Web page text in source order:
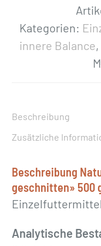
i
w
u
r
e
Kategorien:
innere Balance,
Beschreibung
Zusätzliche
Beschreibung
geschnitten» 500
Analytische